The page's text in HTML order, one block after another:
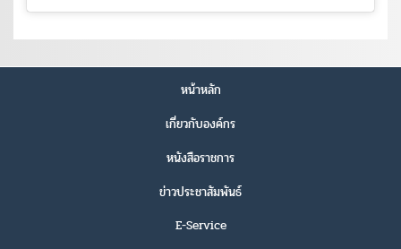
หน้าหลัก
เกี่ยวกับองค์กร
หนังสือราชการ
ข่าวประชาสัมพันธ์
E-Service